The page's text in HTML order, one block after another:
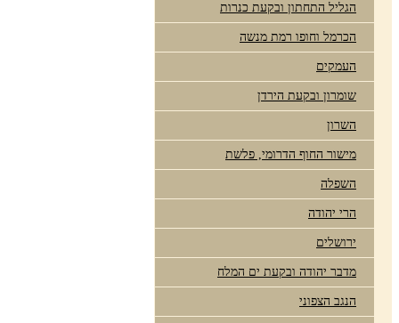
הגליל התחתון ובקעת כנרות
הכרמל וחופו רמת מנשה
העמקים
שומרון ובקעת הירדן
השרון
מישור החוף הדרומי, פלשת
השפלה
הרי יהודה
ירושלים
מדבר יהודה ובקעת ים המלח
הנגב הצפוני